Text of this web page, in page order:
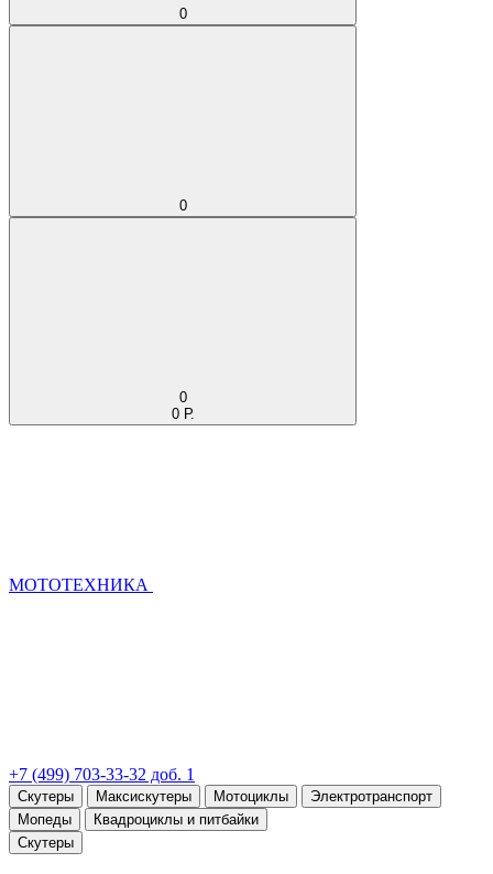
0
0
0
0 Р.
МОТОТЕХНИКА
+7 (499) 703-33-32 доб. 1
Скутеры Максискутеры Мотоциклы
Электротранспорт
Мопеды
Квадроциклы и питбайки
Скутеры